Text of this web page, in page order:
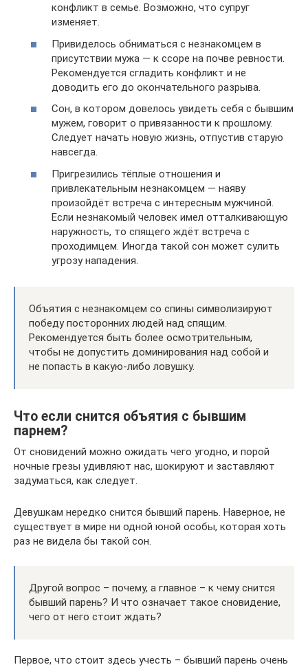
конфликт в семье. Возможно, что супруг
изменяет.
Привиделось обниматься с незнакомцем в
присутствии мужа — к ссоре на почве ревности.
Рекомендуется сгладить конфликт и не
доводить его до окончательного разрыва.
Сон, в котором довелось увидеть себя с бывшим
мужем, говорит о привязанности к прошлому.
Следует начать новую жизнь, отпустив старую
навсегда.
Пригрезились тёплые отношения и
привлекательным незнакомцем — наяву
произойдёт встреча с интересным мужчиной.
Если незнакомый человек имел отталкивающую
наружность, то спящего ждёт встреча с
проходимцем. Иногда такой сон может сулить
угрозу нападения.
Объятия с незнакомцем со спины символизируют
победу посторонних людей над спящим.
Рекомендуется быть более осмотрительным,
чтобы не допустить доминирования над собой и
не попасть в какую-либо ловушку.
Что если снится объятия с бывшим
парнем?
От сновидений можно ожидать чего угодно, и порой
ночные грезы удивляют нас, шокируют и заставляют
задуматься, как следует.
Девушкам нередко снится бывший парень. Наверное, не
существует в мире ни одной юной особы, которая хоть
раз не видела бы такой сон.
Другой вопрос – почему, а главное – к чему снится
бывший парень? И что означает такое сновидение,
чего от него стоит ждать?
Первое, что стоит здесь учесть – бывший парень очень